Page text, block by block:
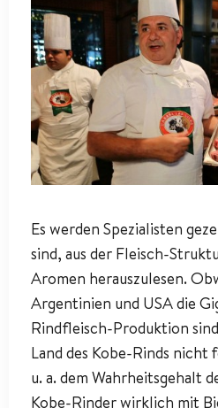
Es werden Spezialisten
sind, aus der Fleisch-
Aromen herauszulesen.
Argentinien und USA die
Rindfleisch-Produktion
Land des Kobe-Rinds
u. a. dem Wahrheitsgehalt
Kobe-Rinder wirklich mit